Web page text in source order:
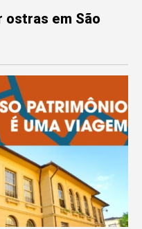
ostras em São